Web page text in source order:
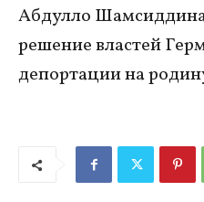
Абдулло
решение властей
депортации на